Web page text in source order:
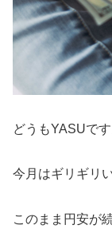
どうもYASUです
今月はギリギリ
このまま円安が